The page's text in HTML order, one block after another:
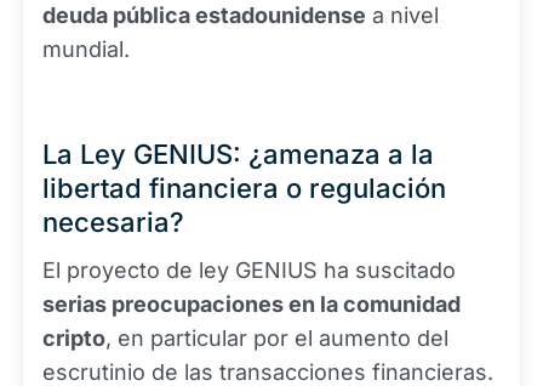
deuda pública estadounidense a nivel
mundial.
La Ley GENIUS: ¿amenaza a la
libertad financiera o regulación
necesaria?
El proyecto de ley GENIUS ha suscitado
serias preocupaciones en la comunidad
cripto, en particular por el aumento del
escrutinio de las transacciones financieras.